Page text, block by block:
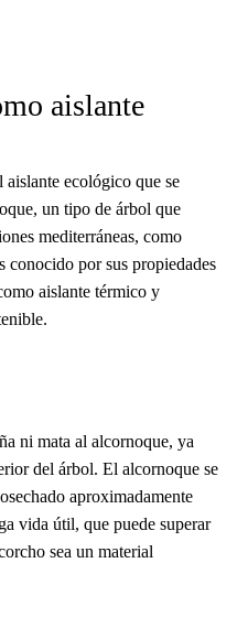
aislante
ecológico que se
un tipo de árbol que
mediterráneas, como
conocido por sus propiedades
aislante térmico y
ni mata al alcornoque, ya
del árbol. El alcornoque se
aproximadamente
vida útil, que puede superar
sea un material